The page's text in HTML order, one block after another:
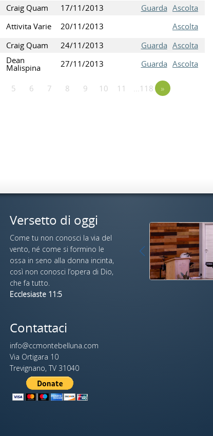
Craig Quam 17/11/2013 Guarda Ascolta
Attivita Varie 20/11/2013
Ascolta
Craig Quam 24/11/2013 Guarda Ascolta
Dean
Malispina 27/11/2013 Guarda Ascolta
5 6 7 8 9 10 11 …118 »
Versetto di oggi
Come tu non conosci la via del
vento, né come si formino le
ossa in seno alla donna incinta,
così non conosci l’opera di Dio,
che fa tutto.
Ecclesiaste 11:5
Contattaci
info@ccmontebelluna.com
Via Ortigara 10
Trevignano, TV 31040